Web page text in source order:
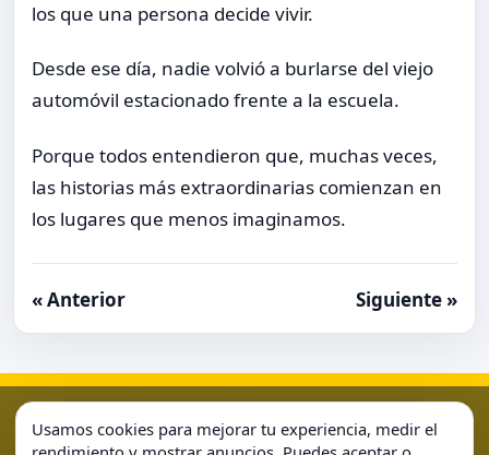
los que una persona decide vivir.
Desde ese día, nadie volvió a burlarse del viejo
automóvil estacionado frente a la escuela.
Porque todos entendieron que, muchas veces,
las historias más extraordinarias comienzan en
los lugares que menos imaginamos.
« Anterior Siguiente »
Política de CookiesPolítica de PrivacidadSample Page
Usamos cookies para mejorar tu experiencia, medir el